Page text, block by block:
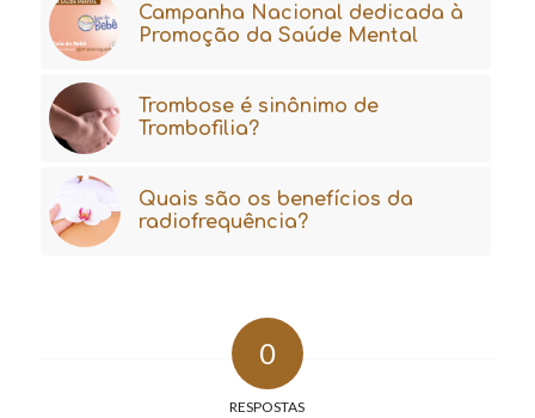
Campanha Nacional dedicada à
Promoção da Saúde Mental
Trombose é sinônimo de
Trombofilia?
Quais são os benefícios da
radiofrequência?
0
RESPOSTAS